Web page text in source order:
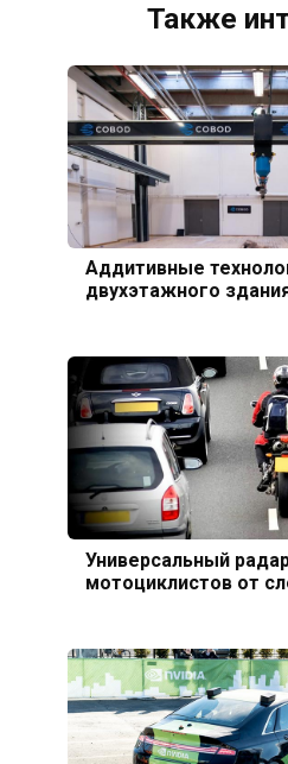
Также
Аддитивные
двухэтажного
Универсальный
мотоциклистов от